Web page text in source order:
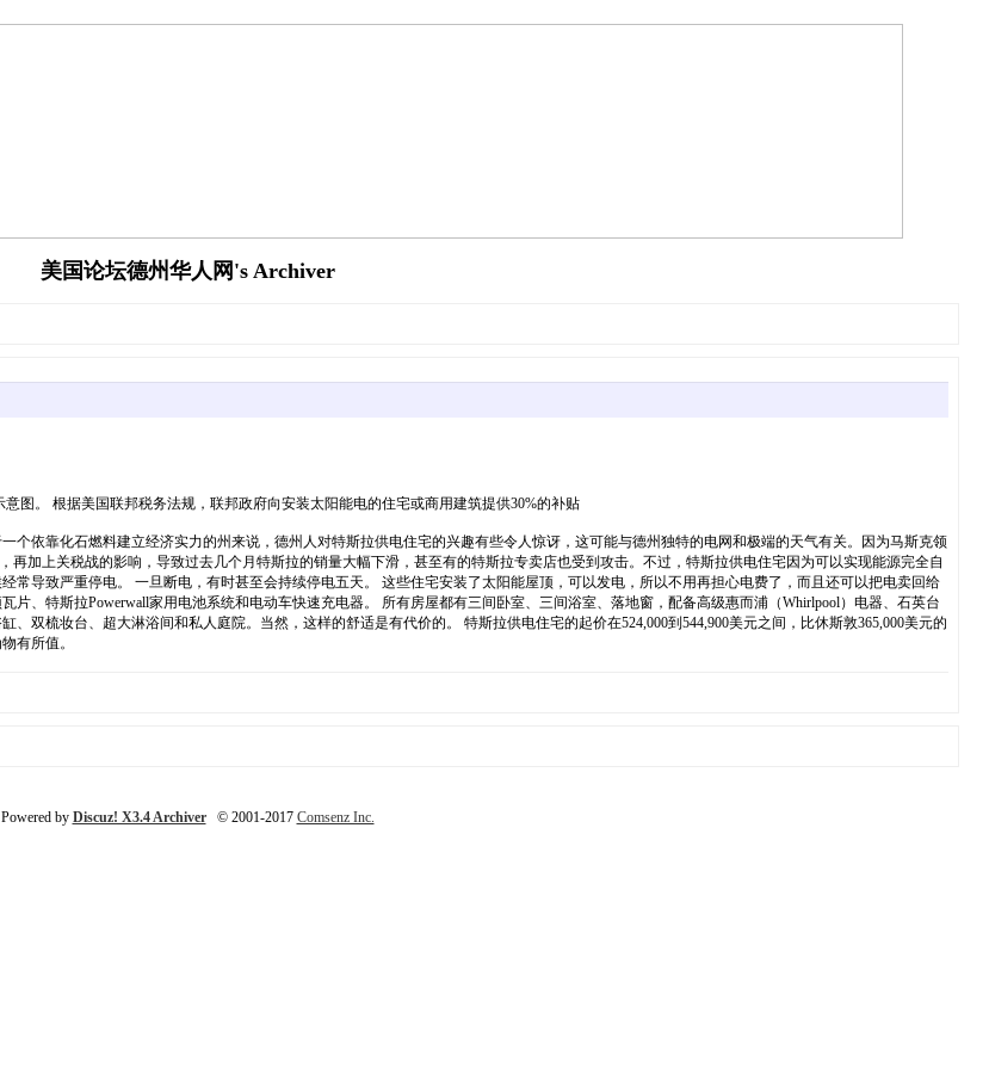
美国论坛德州华人网's Archiver
示意图。 根据美国联邦税务法规，联邦政府向安装太阳能电的住宅或商用建筑提供30%的补贴
依靠化石燃料建立经济实力的州来说，德州人对特斯拉供电住宅的兴趣有些令人惊讶，这可能与德州独特的电网和极端的天气有关。因为马斯克领
加上关税战的影响，导致过去几个月特斯拉的销量大幅下滑，甚至有的特斯拉专卖店也受到攻击。不过，特斯拉供电住宅因为可以实现能源完全自
导致严重停电。 一旦断电，有时甚至会持续停电五天。 这些住宅安装了太阳能屋顶，可以发电，所以不用再担心电费了，而且还可以把电卖回给
、特斯拉Powerwall家用电池系统和电动车快速充电器。 所有房屋都有三间卧室、三间浴室、落地窗，配备高级惠而浦（Whirlpool）电器、石英台
双梳妆台、超大淋浴间和私人庭院。当然，这样的舒适是有代价的。 特斯拉供电住宅的起价在524,000到544,900美元之间，比休斯敦365,000美元的
有所值。
Powered by Discuz! X3.4 Archiver© 2001-2017 Comsenz Inc.